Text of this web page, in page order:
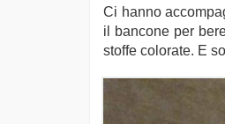
Ci hanno
il bancone per
stoffe colorate. E